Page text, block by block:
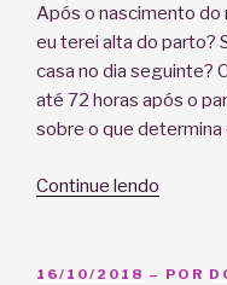
Após o nascimento
eu terei alta do parto?
casa no dia seguinte?
até 72 horas após o
sobre o que
Continue lendo
eu
PUBLICADO
16/10/2018 – POR